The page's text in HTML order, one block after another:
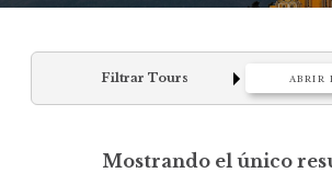
Filtrar Tours ABRIR
Mostrando el único